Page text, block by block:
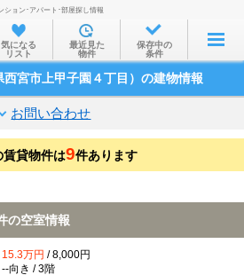
お部屋を探す
沿線・駅から
家賃相場から
通勤通学時間から
不動産会社から
TOP
ション･アパート･部屋探し情報
気になる
リスト
最近見た
物件
保存中の
条件
宮市上甲子園４丁目）の建物情報
お問い合わせ
賃貸物件は9件あります
の空室情報
15.3万円 / 8,000円
--向き / 3階